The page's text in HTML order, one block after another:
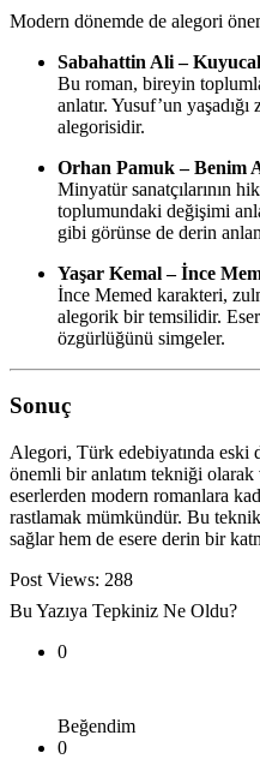
Modern dönemde de alegori
Sabahattin Ali –
Bu roman, bireyin
anlatır. Yusuf’un
alegorisidir.
Orhan Pamuk – Benim
Minyatür sanatçılarının
toplumundaki değişimi
gibi görünse de derin
Yaşar Kemal – İnce
İnce Memed karakteri,
alegorik bir temsilidir.
özgürlüğünü simgeler.
Sonuç
Alegori, Türk edebiyatında eski
önemli bir anlatım tekniği olarak
eserlerden modern romanlara
rastlamak mümkündür. Bu
sağlar hem de esere derin bir
Post Views: 288
Bu Yazıya Tepkiniz Ne Oldu?
0
Beğendim
0